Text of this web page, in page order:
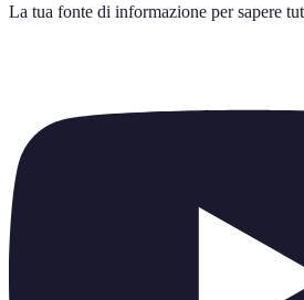
La tua fonte di informazione per sapere